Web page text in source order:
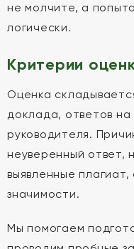
не молчите, а
логически.
Критерии
Оценка
доклада, ответов на
руководителя.
неуверенный ответ,
выявленные
значимости.
Мы помогаем